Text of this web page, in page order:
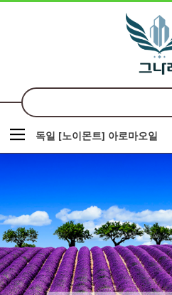
독일 [노이몬트] 아로마오일